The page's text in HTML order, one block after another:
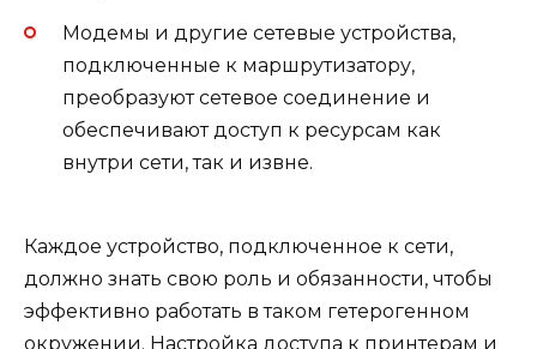
Модемы и другие сетевые устройства,
подключенные к маршрутизатору,
преобразуют сетевое соединение и
обеспечивают доступ к ресурсам как
внутри сети, так и извне.
Каждое устройство, подключенное к сети,
должно знать свою роль и обязанности, чтобы
эффективно работать в таком гетерогенном
окружении. Настройка доступа к принтерам и